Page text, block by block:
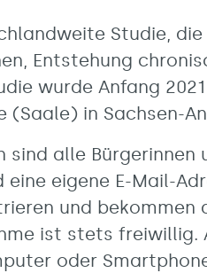
Studie,
Entstehung
wurde Anfang
(Saale) in Sachsen-
sind alle
eigene E-Mail-
und bekommen
ist stets
oder